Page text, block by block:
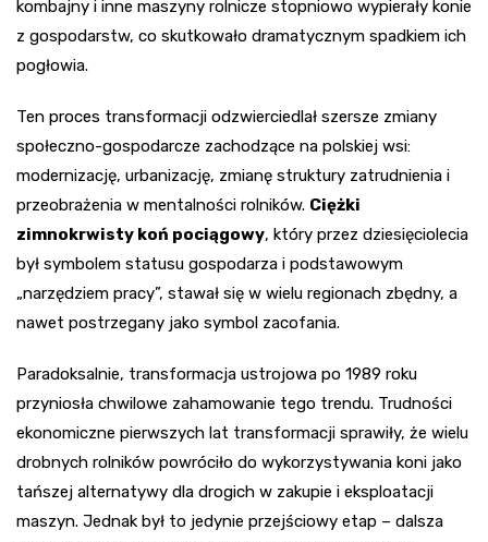
kombajny i inne maszyny rolnicze stopniowo wypierały konie
z gospodarstw, co skutkowało dramatycznym spadkiem ich
pogłowia.
Ten proces transformacji odzwierciedlał szersze zmiany
społeczno-gospodarcze zachodzące na polskiej wsi:
modernizację, urbanizację, zmianę struktury zatrudnienia i
przeobrażenia w mentalności rolników. Ciężki
zimnokrwisty koń pociągowy, który przez dziesięciolecia
był symbolem statusu gospodarza i podstawowym
„narzędziem pracy”, stawał się w wielu regionach zbędny, a
nawet postrzegany jako symbol zacofania.
Paradoksalnie, transformacja ustrojowa po 1989 roku
przyniosła chwilowe zahamowanie tego trendu. Trudności
ekonomiczne pierwszych lat transformacji sprawiły, że wielu
drobnych rolników powróciło do wykorzystywania koni jako
tańszej alternatywy dla drogich w zakupie i eksploatacji
maszyn. Jednak był to jedynie przejściowy etap – dalsza